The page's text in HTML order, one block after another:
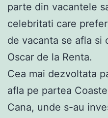
parte din vacantele
celebritati care
de vacanta se afla si
Oscar de la Renta.
Cea mai dezvoltata
afla pe partea
Cana, unde s-au